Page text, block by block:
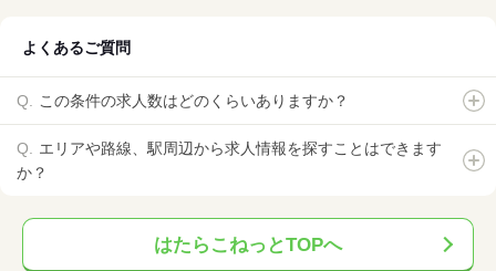
よくあるご質問
この条件の求人数はどのくらいありますか？
エリアや路線、駅周辺から求人情報を探すことはできます
か？
はたらこねっとTOPへ